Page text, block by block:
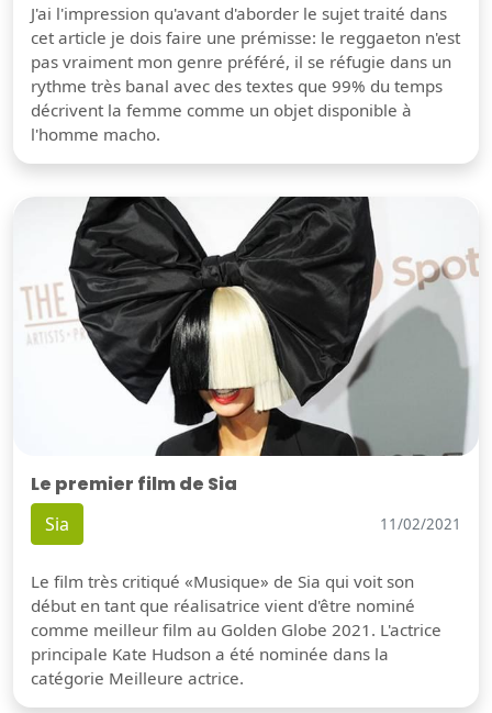
J'ai l'impression qu'avant d'aborder le sujet traité dans
cet article je dois faire une prémisse: le reggaeton n'est
pas vraiment mon genre préféré, il se réfugie dans un
rythme très banal avec des textes que 99% du temps
décrivent la femme comme un objet disponible à
l'homme macho.
Le premier film de Sia
Sia 11/02/2021
Le film très critiqué «Musique» de Sia qui voit son
début en tant que réalisatrice vient d'être nominé
comme meilleur film au Golden Globe 2021. L'actrice
principale Kate Hudson a été nominée dans la
catégorie Meilleure actrice.